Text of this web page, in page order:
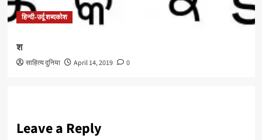
हिन्दी-उर्दू शब्दकोश
श
साहित्य दुनिया April 14, 2019 0
Leave a Reply